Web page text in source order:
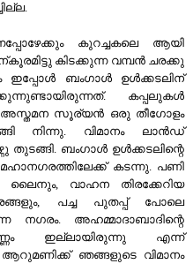
കുറച്ചകലെ ആയി
കിടക്കുന്ന വമ്പന്‍ ചരക്കു
ഇപ്പോള്‍ ബംഗാള്‍ ഉള്‍ക്കടലിന്
കപ്പലുകള്‍
അസ്തമന സൂര്യന്‍ ഒരു തീഗോളം
നിന്നു. വിമാനം ലാന്‍ഡ്‌
തുടങ്ങി. ബംഗാള്‍ ഉള്‍ക്കടലിന്റെ
മഹാനഗരത്തിലേക്ക് കടന്നു. പണി
വാഹന തിരക്കേറിയ
പച്ച പുതപ്പ് പോലെ
നഗരം. അഹമ്മാദാബാദിന്റെ
ഇല്ലായിരുന്നു എന്ന്
ഞങ്ങളുടെ വിമാനം